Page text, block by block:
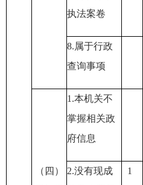
执法案卷
8.属于行政
查询事项
（四）
1.本机关不
掌握相关政
府信息
2.没有现成
1